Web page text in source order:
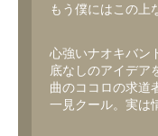
もう僕にはこの上
心強いナオキバン
底なしのアイデア
曲のココロの求道
一見クール。実は